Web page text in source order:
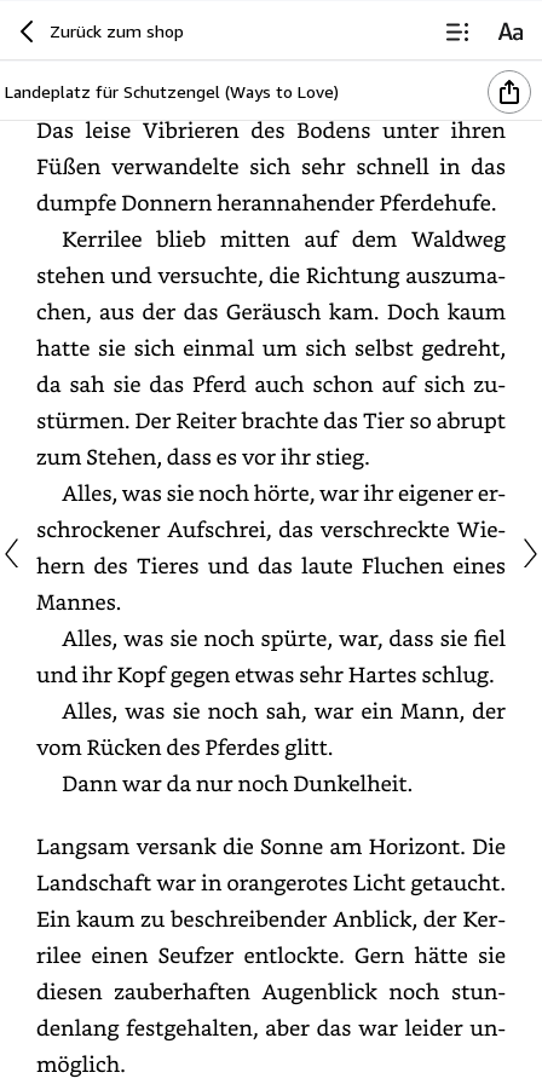
Zurück zum shop
Landeplatz für Schutzengel (Ways to Love)
Das leise Vibrieren des Bodens unter ihren
Füßen sich sehr schnell in das
dumpfe Donnern herannahender Pferdehufe.
Kerrilee blieb mitten dem Waldweg
stehen die Richtung
der das Geräusch kam. Doch kaum
hatte sie sich einmal sich selbst gedreht,
da sie das Pferd schon sich
Der Reiter brachte das Tier abrupt
Stehen, dass ihr stieg.
Alles, sie hörte, ihr eigener
Aufschrei, das verschreckte Wiehern
des Tieres das laute Fluchen eines
Mannes.
Alles, sie spürte, dass sie fiel
ihr Kopf etwas sehr Hartes schlug.
Alles, sie sah, ein Mann, der
Rücken des Pferdes glitt.
Dann da Dunkelheit.
Langsam die Sonne Horizont. Die
Landschaft in Licht getaucht.
Ein kaum beschreibender Anblick, der Kerrilee
einen Seufzer entlockte. Gern hätte sie
diesen zauberhaften Augenblick stundenlang
festgehalten, aber das leider